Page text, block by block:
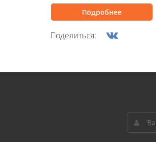
Подробнее
Поделиться: